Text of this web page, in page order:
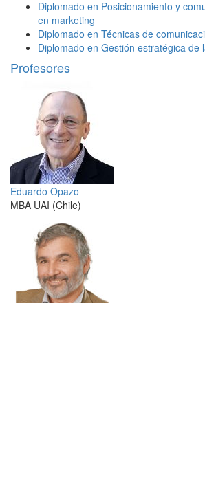
Diplomado en Posicionamiento y
en marketing
Diplomado en Técnicas de
Diplomado en Gestión estratégica de
Profesores
Eduardo Opazo
MBA UAI (Chile)